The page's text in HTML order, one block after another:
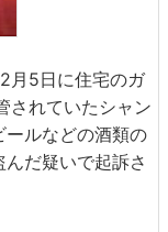
月5日に住宅のガ
されていたシャン
ルなどの酒類の
だ疑いで起訴さ